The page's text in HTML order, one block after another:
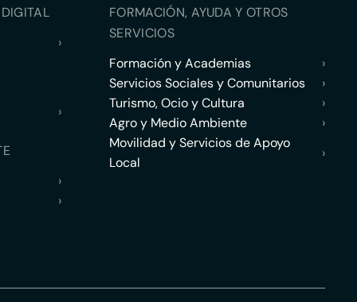
›
›
›
›
FORMACIÓN, AYUDA Y OTROS
SERVICIOS
Formación y Academias
›
Servicios Sociales y Comunitarios
›
Turismo, Ocio y Cultura
›
Agro y Medio Ambiente
›
Movilidad y Servicios de Apoyo
Local
›